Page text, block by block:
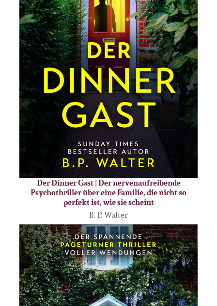
Der Dinner Gast | Der nervenaufreibende
Psychothriller über eine Familie, die nicht so
perfekt ist, wie sie scheint
B. P. Walter